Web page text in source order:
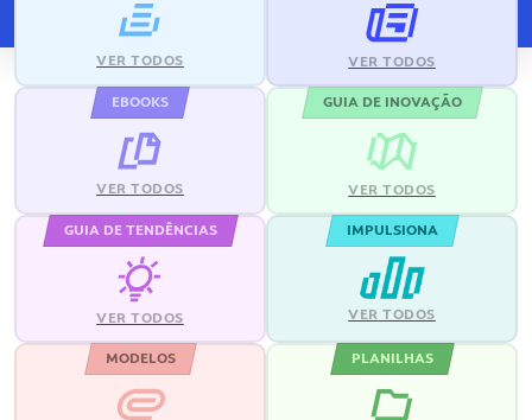
VER TODOS VER TODOS
EBOOKS
VER TODOS
GUIA DE INOVAÇÃO
VER TODOS
GUIA DE TENDÊNCIAS
VER TODOS
IMPULSIONA
VER TODOS
MODELOS PLANILHAS